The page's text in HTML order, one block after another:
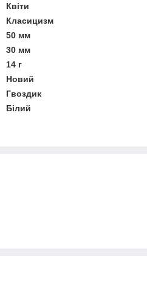
Квіти
Класицизм
50 мм
30 мм
14 г
Новий
Гвоздик
Білий